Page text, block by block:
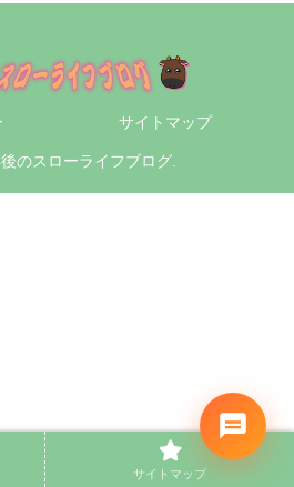
サイトマップ
のスローライフブログ.
サイトマップ